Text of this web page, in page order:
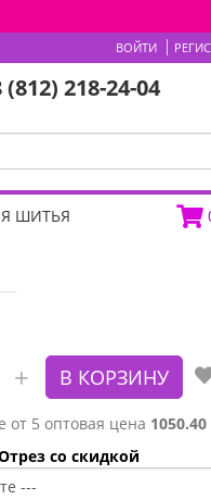
ВОЙТИ
(812) 218-24-04
ШИТЬЯ
от 5 оптовая цена 1050.40
со скидкой